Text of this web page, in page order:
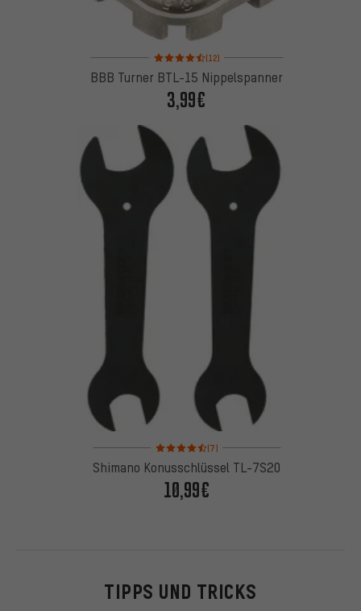
Bewertungen: 4,5 von 5 basierend auf 12
(12)
BBB Turner BTL-15 Nippelspanner
3,99€
Bewertungen: 4,5 von 5 basierend auf 7
(7)
Shimano Konusschlüssel TL-7S20
10,99€
TIPPS UND TRICKS